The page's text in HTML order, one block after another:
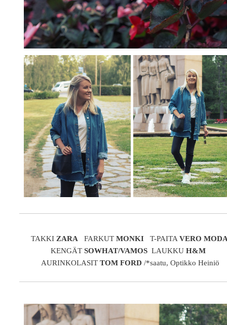
TAKKI ZARAFARKUT MONKI T-PAITAVERO
KENGÄTSOWHAT/VAMOS LAUKKUH&M
AURINKOLASITTOM FORD /*saatu, Optikko Heiniö